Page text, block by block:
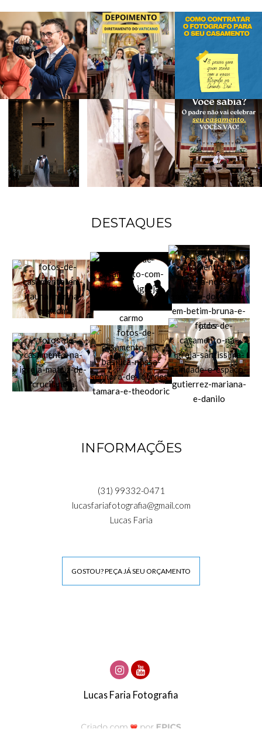
DESTAQUES
INFORMAÇÕES
(31) 99332-0471
lucasfariafotografia@gmail.com
Lucas Faria
GOSTOU? PEÇA JÁ SEU ORÇAMENTO
Lucas Faria Fotografia